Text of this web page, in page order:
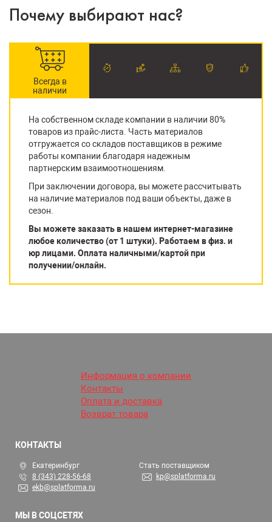
Почему выбирают нас?
Всегда в
наличии
На собственном складе компании в наличии 80%
товаров из прайс-листа. Часть материалов
отгружается со складов поставщиков в режиме
работы компании благодаря надежным
партнерским взаимоотношениям.
При заключении договора, вы можете рассчитывать
на наличие материалов под ваши объекты, даже в
сезон.
Вы можете заказать в нашем интернет-магазине
любое количество (от 1 штуки). Работаем в физ. и
юр лицами. Оплата наличными/картой при
получении/онлайн.
Информация о компании
Контакты
Оплата и доставка
Возврат товара
КОНТАКТЫ
Екатеринбург
8 (343) 228-56-68
ekb@splatforma.ru
Стать поставщиком
kp@splatforma.ru
МЫ В СОЦСЕТЯХ